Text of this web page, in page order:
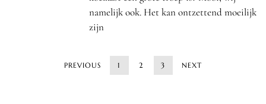
namelijk ook. Het kan ontzettend moeilijk
zijn
PREVIOUS 1 2 3 NEXT